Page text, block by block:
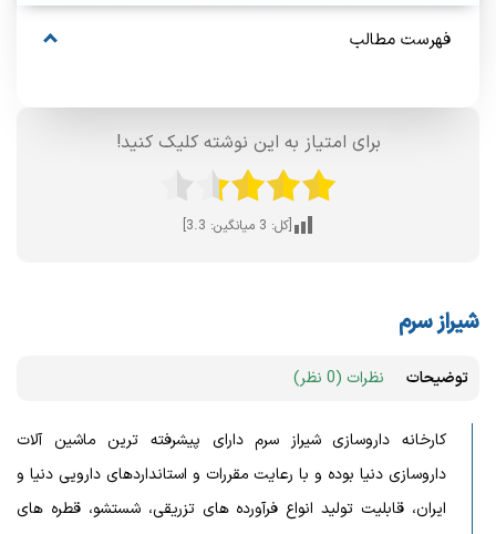
فهرست مطالب
برای امتیاز به این نوشته کلیک کنید!
[کل: 3 میانگین: 3.3
]
شیراز سرم
توضیحات نظرات (0 نظر)
کارخانه داروسازی شیراز سرم دارای پیشرفته ترین ماشین آلات
داروسازی دنیا بوده و با رعایت مقررات و استانداردهای دارویی دنیا و
ایران، قابلیت تولید انواع فرآورده های تزریقی، شستشو، قطره های